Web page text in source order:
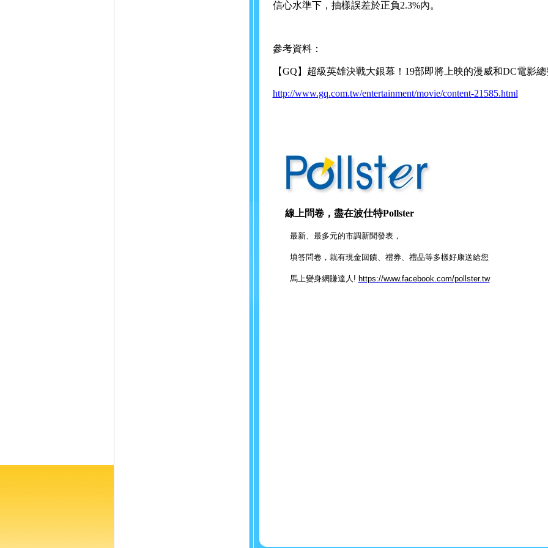
信心水準下，抽樣誤差於正負2.3%內。
參考資料：
【GQ】超級英雄決戰大銀幕！19部即將上映的漫威和DC電影
http://www.gq.com.tw/entertainment/movie/content-21585.html
線上問卷，盡在波仕特Pollster
最新、最多元的市調新聞發表，
填答問卷，就有現金回饋、禮券、禮品等多樣好康送給您
馬上變身網賺達人! https://www.facebook.com/pollster.tw